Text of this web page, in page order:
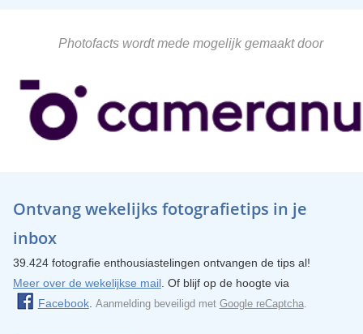
Photofacts wordt mede mogelijk gemaakt door
Ontvang wekelijks fotografietips in je
inbox
39.424 fotografie enthousiastelingen ontvangen de tips al!
Meer over de wekelijkse mail. Of blijf op de hoogte via
Facebook. Aanmelding beveiligd met Google reCaptcha.